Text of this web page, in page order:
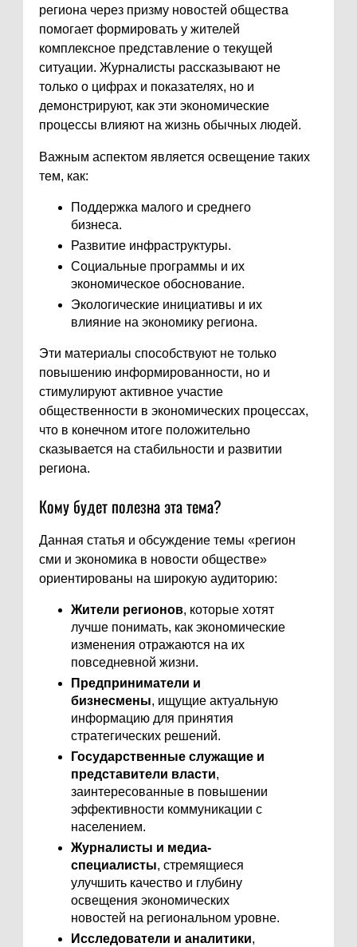
региона через призму новостей общества
помогает формировать у жителей
комплексное представление о текущей
ситуации. Журналисты рассказывают не
только о цифрах и показателях, но и
демонстрируют, как эти экономические
процессы влияют на жизнь обычных людей.
Важным аспектом является освещение таких
тем, как:
Поддержка малого и среднего
бизнеса.
Развитие инфраструктуры.
Социальные программы и их
экономическое обоснование.
Экологические инициативы и их
влияние на экономику региона.
Эти материалы способствуют не только
повышению информированности, но и
стимулируют активное участие
общественности в экономических процессах,
что в конечном итоге положительно
сказывается на стабильности и развитии
региона.
Кому будет полезна эта тема?
Данная статья и обсуждение темы «регион
сми и экономика в новости обществе»
ориентированы на широкую аудиторию:
Жители регионов, которые хотят
лучше понимать, как экономические
изменения отражаются на их
повседневной жизни.
Предприниматели и
бизнесмены, ищущие актуальную
информацию для принятия
стратегических решений.
Государственные служащие и
представители власти,
заинтересованные в повышении
эффективности коммуникации с
населением.
Журналисты и медиа-
специалисты, стремящиеся
улучшить качество и глубину
освещения экономических
новостей на региональном уровне.
Исследователи и аналитики,